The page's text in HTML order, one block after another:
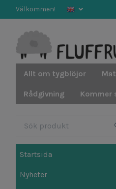
Välkommen!
Allt om tygblöjor
Rådgivning Kommer
Startsida
Nyheter